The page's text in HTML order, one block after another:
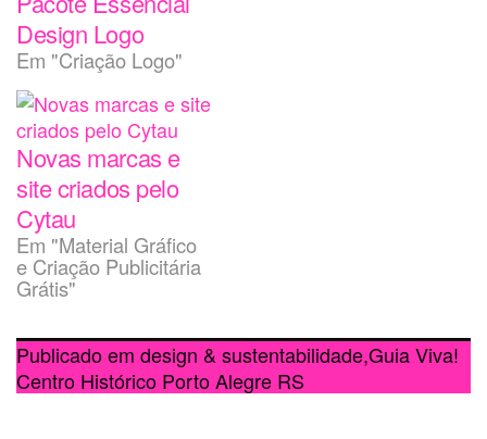
Design Logo
Em "Criação Logo"
Novas marcas e
site criados pelo
Cytau
Em "Material Gráfico
e Criação Publicitária
Grátis"
Publicado em design & sustentabilidade,Guia Viva!
Centro Histórico Porto Alegre RS